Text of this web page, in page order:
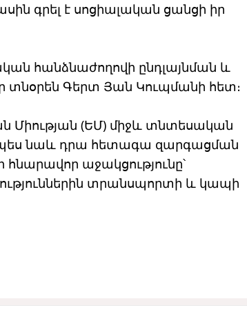
գրել է սոցիալական ցանցի իր
հանձնաժողովի ընդլայնման և
տնօրեն Գերտ Յան Կուպմանի հետ։
Միության (ԵՄ) միջև տնտեսական
նաև դրա հետագա զարգացման
աջակցությունը՝
տրանսպորտի և կապի